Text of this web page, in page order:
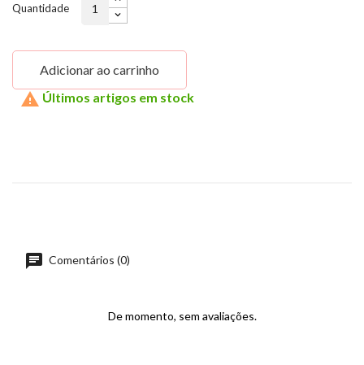
Quantidade
Adicionar ao carrinho
 Últimos artigos em stock
Comentários (0)
De momento, sem avaliações.